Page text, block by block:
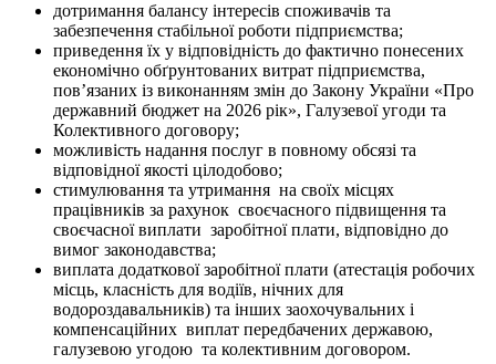
дотримання балансу інтересів споживачів та
забезпечення стабільної роботи підприємства;
приведення їх у відповідність до фактично понесених
економічно обґрунтованих витрат підприємства,
пов’язаних із виконанням змін до Закону України «Про
державний бюджет на 2026 рік», Галузевої угоди та
Колективного договору;
можливість надання послуг в повному обсязі та
відповідної якості цілодобово;
стимулювання та утримання на своїх місцях
працівників за рахунок своєчасного підвищення та
своєчасної виплати заробітної плати, відповідно до
вимог законодавства;
виплата додаткової заробітної плати (атестація робочих
місць, класність для водіїв, нічних для
водороздавальників) та інших заохочувальних і
компенсаційних виплат передбачених державою,
галузевою угодою та колективним договором.